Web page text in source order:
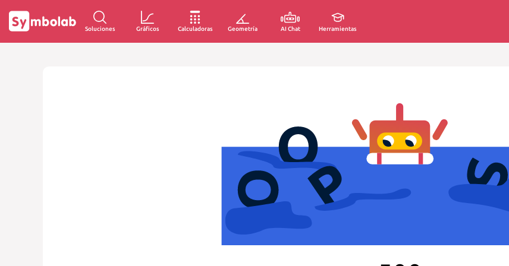
Soluciones Gráficos Calculadoras Geometría AI Chat Herramientas